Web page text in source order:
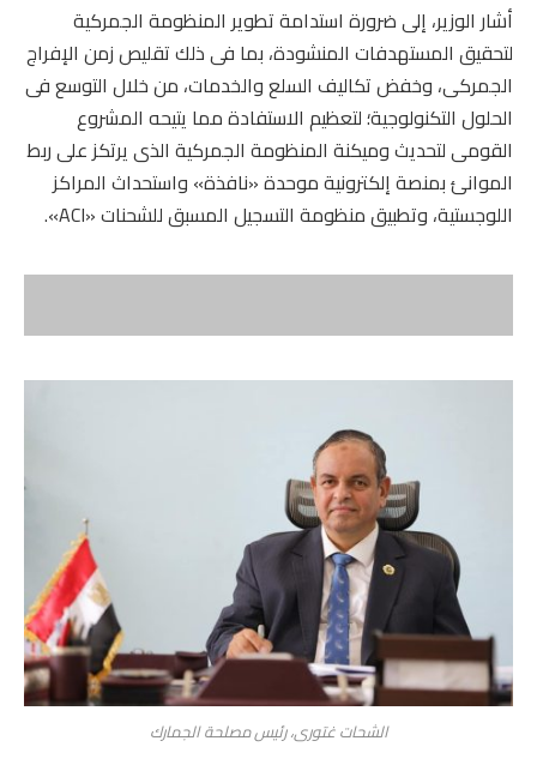
أشار الوزير، إلى ضرورة استدامة تطوير المنظومة الجمركية
لتحقيق المستهدفات المنشودة، بما فى ذلك تقليص زمن الإفراج
الجمركى، وخفض تكاليف السلع والخدمات، من خلال التوسع فى
الحلول التكنولوجية؛ لتعظيم الاستفادة مما يتيحه المشروع
القومى لتحديث وميكنة المنظومة الجمركية الذى يرتكز على ربط
الموانئ بمنصة إلكترونية موحدة «نافذة» واستحداث المراكز
اللوجستية، وتطبيق منظومة التسجيل المسبق للشحنات «ACI».
الشحات غتورى، رئيس مصلحة الجمارك